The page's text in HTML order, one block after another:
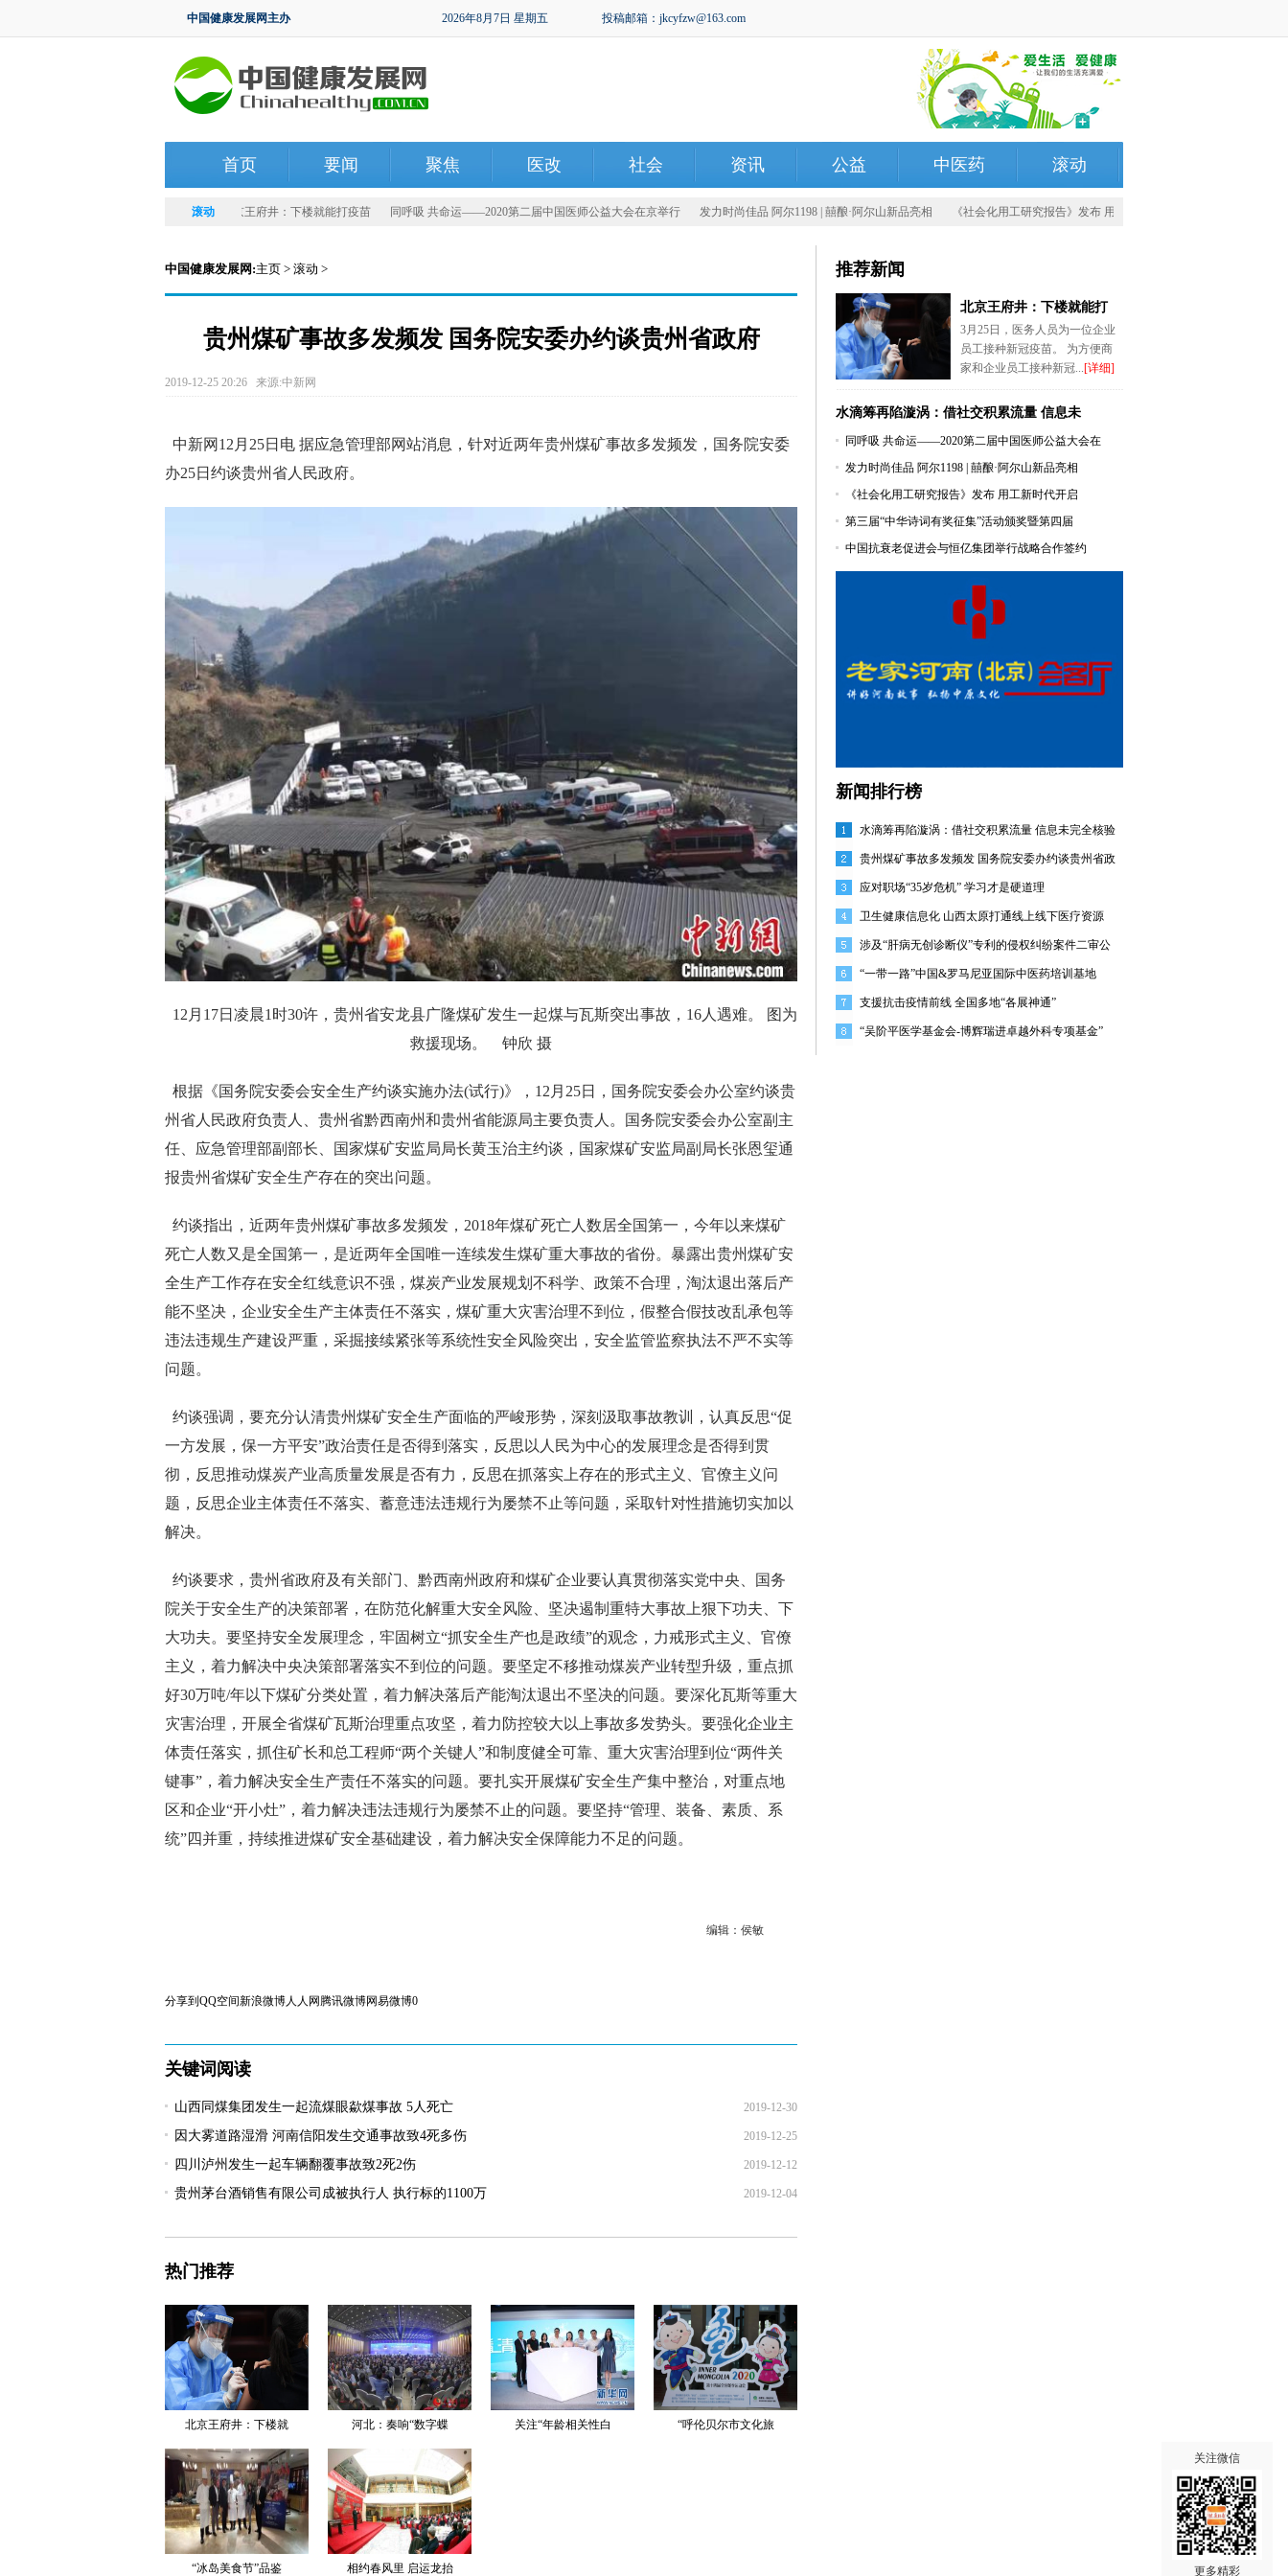
中国健康发展网主办 2026年8月7日 星期五 投稿邮箱：jkcyfzw@163.com
首页 要闻 聚焦 医改 社会 资讯 公益 中医药 滚动
滚动
北京王府井：下楼就能打疫苗 同呼吸 共命运——2020第二届中国医师公益大会在京举行 发力时尚佳品 阿尔1198 | 囍酿·阿尔山新品亮相 《社会化用工研究报告》发布 用工新时代开启
中国健康发展网:主页 > 滚动 >
贵州煤矿事故多发频发 国务院安委办约谈贵州省政府
2019-12-25 20:26 来源:中新网
中新网12月25日电 据应急管理部网站消息，针对近两年贵州煤矿事故多发频发，国务院安委
办25日约谈贵州省人民政府。
12月17日凌晨1时30许，贵州省安龙县广隆煤矿发生一起煤与瓦斯突出事故，16人遇难。 图为
救援现场。 钟欣 摄
根据《国务院安委会安全生产约谈实施办法(试行)》，12月25日，国务院安委会办公室约谈贵
州省人民政府负责人、贵州省黔西南州和贵州省能源局主要负责人。国务院安委会办公室副主
任、应急管理部副部长、国家煤矿安监局局长黄玉治主约谈，国家煤矿安监局副局长张恩玺通
报贵州省煤矿安全生产存在的突出问题。
约谈指出，近两年贵州煤矿事故多发频发，2018年煤矿死亡人数居全国第一，今年以来煤矿
死亡人数又是全国第一，是近两年全国唯一连续发生煤矿重大事故的省份。暴露出贵州煤矿安
全生产工作存在安全红线意识不强，煤炭产业发展规划不科学、政策不合理，淘汰退出落后产
能不坚决，企业安全生产主体责任不落实，煤矿重大灾害治理不到位，假整合假技改乱承包等
违法违规生产建设严重，采掘接续紧张等系统性安全风险突出，安全监管监察执法不严不实等
问题。
约谈强调，要充分认清贵州煤矿安全生产面临的严峻形势，深刻汲取事故教训，认真反思“促
一方发展，保一方平安”政治责任是否得到落实，反思以人民为中心的发展理念是否得到贯
彻，反思推动煤炭产业高质量发展是否有力，反思在抓落实上存在的形式主义、官僚主义问
题，反思企业主体责任不落实、蓄意违法违规行为屡禁不止等问题，采取针对性措施切实加以
解决。
约谈要求，贵州省政府及有关部门、黔西南州政府和煤矿企业要认真贯彻落实党中央、国务
院关于安全生产的决策部署，在防范化解重大安全风险、坚决遏制重特大事故上狠下功夫、下
大功夫。要坚持安全发展理念，牢固树立“抓安全生产也是政绩”的观念，力戒形式主义、官僚
主义，着力解决中央决策部署落实不到位的问题。要坚定不移推动煤炭产业转型升级，重点抓
好30万吨/年以下煤矿分类处置，着力解决落后产能淘汰退出不坚决的问题。要深化瓦斯等重大
灾害治理，开展全省煤矿瓦斯治理重点攻坚，着力防控较大以上事故多发势头。要强化企业主
体责任落实，抓住矿长和总工程师“两个关键人”和制度健全可靠、重大灾害治理到位“两件关
键事”，着力解决安全生产责任不落实的问题。要扎实开展煤矿安全生产集中整治，对重点地
区和企业“开小灶”，着力解决违法违规行为屡禁不止的问题。要坚持“管理、装备、素质、系
统”四并重，持续推进煤矿安全基础建设，着力解决安全保障能力不足的问题。
编辑：侯敏
分享到 QQ空间新浪微博人人网 腾讯微博网易微博0
关键词阅读
2019-12-30
山西同煤集团发生一起流煤眼歘煤事故 5人死亡
2019-12-25
因大雾道路湿滑 河南信阳发生交通事故致4死多伤
2019-12-12
四川泸州发生一起车辆翻覆事故致2死2伤
2019-12-04
贵州茅台酒销售有限公司成被执行人 执行标的1100万
热门推荐
北京王府井：下楼就 河北：奏响“数字蝶 关注“年龄相关性白 “呼伦贝尔市文化旅
“冰岛美食节”品鉴 相约春风里 启运龙抬
推荐新闻
北京王府井：下楼就能打
3月25日，医务人员为一位企业
员工接种新冠疫苗。 为方便商
家和企业员工接种新冠...[详细]
水滴筹再陷漩涡：借社交积累流量 信息未
同呼吸 共命运——2020第二届中国医师公益大会在
发力时尚佳品 阿尔1198 | 囍酿·阿尔山新品亮相
《社会化用工研究报告》发布 用工新时代开启
第三届“中华诗词有奖征集”活动颁奖暨第四届
中国抗衰老促进会与恒亿集团举行战略合作签约
新闻排行榜
水滴筹再陷漩涡：借社交积累流量 信息未完全核验
贵州煤矿事故多发频发 国务院安委办约谈贵州省政
应对职场“35岁危机” 学习才是硬道理
卫生健康信息化 山西太原打通线上线下医疗资源
涉及“肝病无创诊断仪”专利的侵权纠纷案件二审公
“一带一路”中国&罗马尼亚国际中医药培训基地
支援抗击疫情前线 全国多地“各展神通”
“吴阶平医学基金会-博辉瑞进卓越外科专项基金”
关注微信
更多精彩